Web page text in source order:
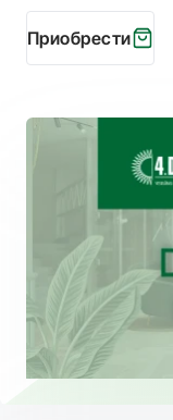
Приобрести